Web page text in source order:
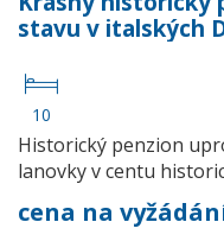
stavu v italských
10
Historický penzion
lanovky v centu
cena na